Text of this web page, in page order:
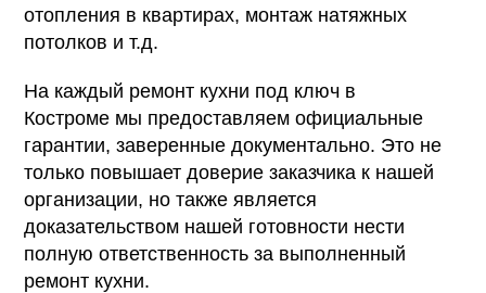
отопления в квартирах, монтаж натяжных
потолков и т.д.
На каждый ремонт кухни под ключ в
Костроме мы предоставляем официальные
гарантии, заверенные документально. Это не
только повышает доверие заказчика к нашей
организации, но также является
доказательством нашей готовности нести
полную ответственность за выполненный
ремонт кухни.